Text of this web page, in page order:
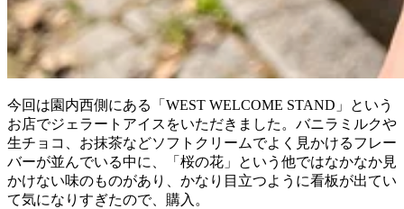
今回は園内西側にある「WEST WELCOME STAND」という
お店でジェラートアイスをいただきました。バニラミルクや
生チョコ、お抹茶などソフトクリームでよく見かけるフレー
バーが並んでいる中に、「桜の花」という他ではなかなか見
かけない味のものがあり、かなり目立つように看板が出てい
て気になりすぎたので、購入。